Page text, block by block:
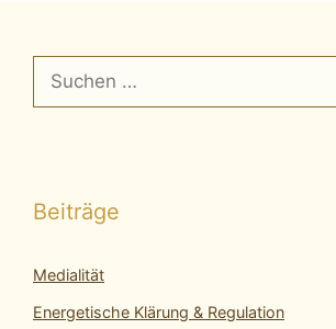
Suchen
nach:
Beiträge
Medialität
Energetische Klärung & Regulation